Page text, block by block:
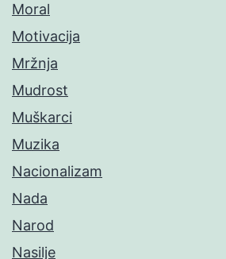
Moral
Motivacija
Mržnja
Mudrost
Muškarci
Muzika
Nacionalizam
Nada
Narod
Nasilje